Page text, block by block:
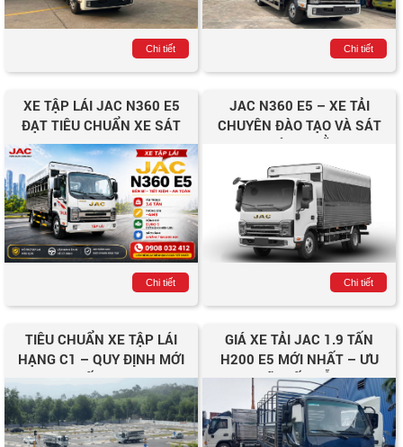
Chi tiết Chi tiết
XE TẬP LÁI JAC N360 E5
ĐẠT TIÊU CHUẨN XE SÁT
HẠCH HẠNG C1
Chi tiết
JAC N360 E5 – XE TẢI
CHUYÊN ĐÀO TẠO VÀ SÁT
Chi tiết
TIÊU CHUẨN XE TẬP LÁI
HẠNG C1 – QUY ĐỊNH MỚI
NHẤT 2025
GIÁ XE TẢI JAC 1.9 TẤN
H200 E5 MỚI NHẤT – ƯU
ĐÃI HẤP DẪN